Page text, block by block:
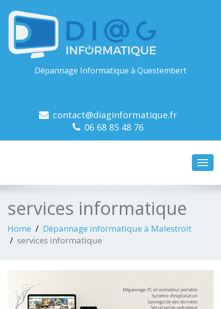
Dépannage Informatique à Questembert
contact@diaginformatique.fr
06 68 85 48 76
services informatique
Home
Dépannage informatique à Malestroit
services informatique